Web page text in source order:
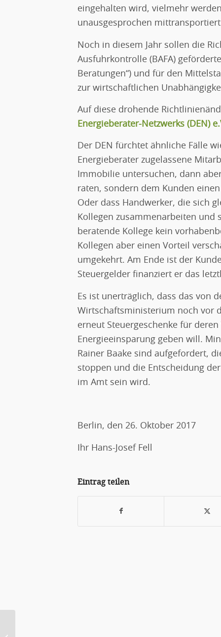
eingehalten wird, vielmehr
unausgesprochen
Noch in diesem Jahr sollen die
Ausfuhrkontrolle (BAFA)
Beratungen“) und für den
zur wirtschaftlichen
Auf diese drohende
Energieberater-Netzwerks (DEN)
Der DEN fürchtet ähnliche Fälle
Energieberater zugelassene
Immobilie untersuchen, dann
raten, sondern dem Kunden
Oder dass Handwerker, die sich
Kollegen zusammenarbeiten und
beratende Kollege kein
Kollegen aber einen Vorteil
umgekehrt. Am Ende ist der
Steuergelder finanziert er das
Es ist unerträglich, dass das von
Wirtschaftsministerium noch vor
erneut Steuergeschenke für
Energieeinsparung geben will.
Rainer Baake sind aufgefordert,
stoppen und die Entscheidung
im Amt sein wird.
Berlin, den 26. Oktober 2017
Ihr Hans-Josef Fell
Eintrag teilen